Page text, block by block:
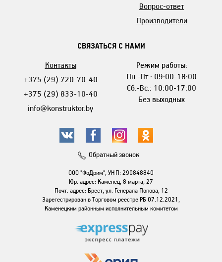
Вопрос-ответ
Производители
СВЯЗАТЬСЯ С НАМИ
Контакты
+375 (29) 720-70-40
+375 (29) 833-10-40
info@konstruktor.by
Режим работы:
Пн.-Пт.: 09:00-18:00
Сб.-Вс.: 10:00-17:00
Без выходных
Обратный звонок
ООО "ФоДрим", УНП: 290848840
Юр. адрес: Каменец, 8 марта, 27
Почт. адрес: Брест, ул. Генерала Попова, 12
Зарегестрирован в Торговом реестре РБ 07.12.2021,
Каменецким районным исполнительным комитетом